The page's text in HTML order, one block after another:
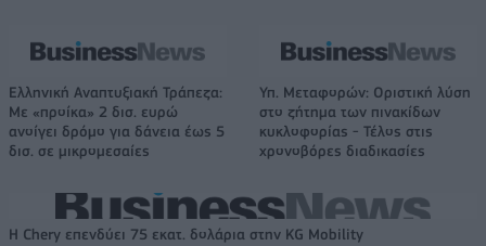
Ελληνική Αναπτυξιακή Τράπεζα:
Με «προίκα» 2 δισ. ευρώ
ανοίγει δρόμο για δάνεια έως 5
δισ. σε μικρομεσαίες
Υπ. Μεταφορών: Οριστική λύση
στο ζήτημα των πινακίδων
κυκλοφορίας - Τέλος στις
χρονοβόρες διαδικασίες
Η Chery επενδύει 75 εκατ. δολάρια στην KG Mobility